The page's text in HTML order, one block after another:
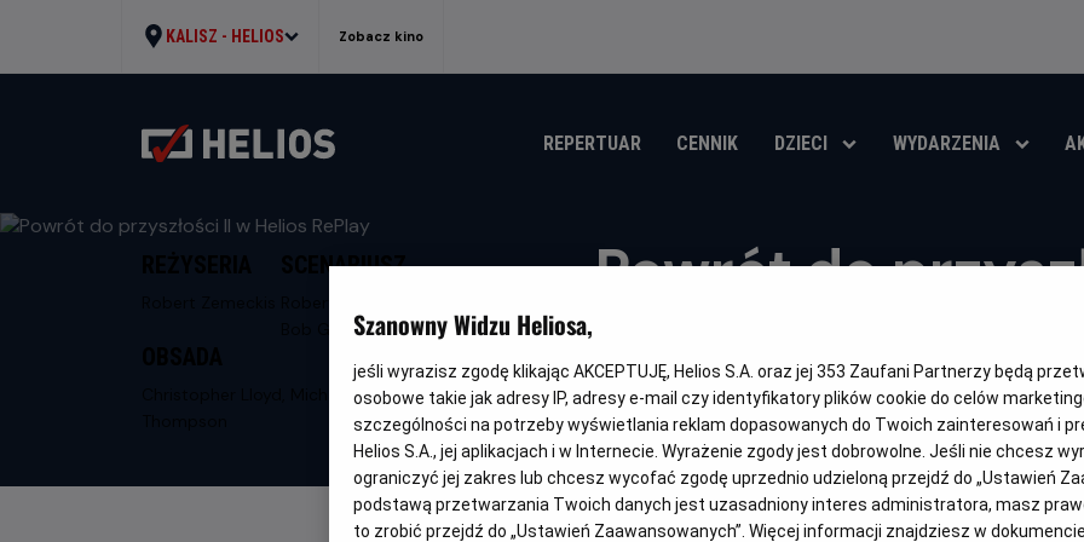
KALISZ - HELIOS Zobacz kino
REPERTUAR CENNIK DZIECI WYDARZENIA
Powrót do
Oryginalny
tytuł
Back to the Future Part II Gatunek
Przygodowy / Akcja
wiek
Od 13
OBSERWUJ
SCENARIUSZ
Christopher Lloyd, Michael J. Fox, Lea
Szanowny Widzu Heliosa,
jeśli wyrazisz zgodę klikając AKCEPTUJĘ, Helios S.A. oraz jej 353 Zaufani Partnerzy będą
osobowe takie jak adresy IP, adresy e-mail czy identyfikatory plików cookie do celów
szczególności na potrzeby wyświetlania reklam dopasowanych do Twoich zainteresowań i
Helios S.A., jej aplikacjach i w Internecie. Wyrażenie zgody jest dobrowolne. Jeśli nie chcesz
ograniczyć jej zakres lub chcesz wycofać zgodę uprzednio udzieloną przejdź do „Ustawień
podstawą przetwarzania Twoich danych jest uzasadniony interes administratora, masz
to zrobić przejdź do „Ustawień Zaawansowanych”. Więcej informacji znajdziesz w dokumencie